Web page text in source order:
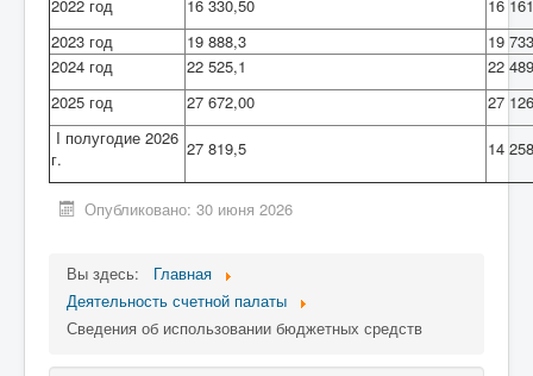
2022 год
16 330,50
16
2023 год
19 888,3
19
2024 год
22 525,1
22
2025 год
27 672,00
27
I полугодие 2026
г.
27 819,5 14 258
Опубликовано: 30 июня 2026
Вы здесь:
Главная
Деятельность счетной палаты
Сведения об использовании бюджетных средств